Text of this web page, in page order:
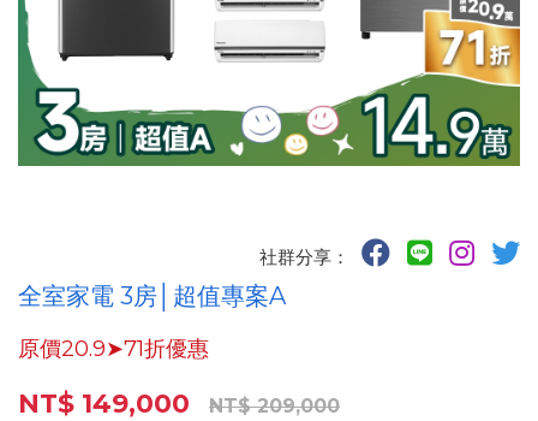
社群分享：
全室家電 3房│超值專案A
原價20.9➤71折優惠
NT$ 149,000 NT$ 209,000